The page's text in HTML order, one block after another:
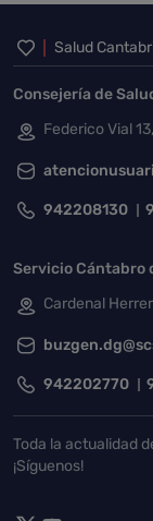
Inicio del
Salud
Consejería de
Federico Vial
942208130
Servicio Cántabro
Cardenal
942202770
Toda la actualidad
¡Síguenos!